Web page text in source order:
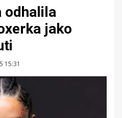
odhalila
jako
15:31